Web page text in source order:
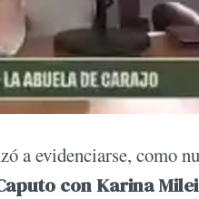
a evidenciarse, como
con Karina